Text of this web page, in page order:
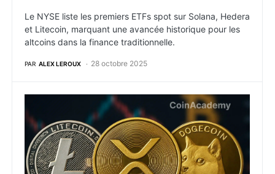
Le NYSE liste les premiers ETFs spot sur Solana, Hedera
et Litecoin, marquant une avancée historique pour les
altcoins dans la finance traditionnelle.
PAR ALEX LEROUX 28 octobre 2025
Les crypto “dino” font leur retour en force : vers une